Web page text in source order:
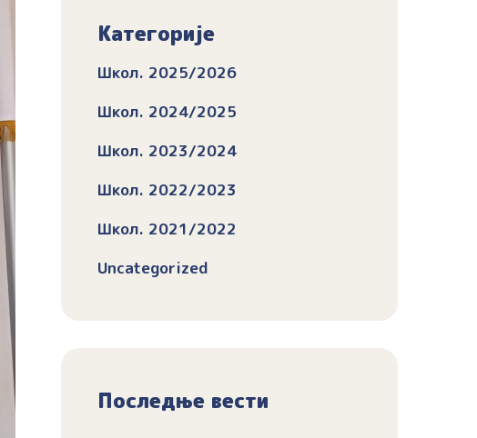
Категорије
Школ. 2025/2026
Школ. 2024/2025
Школ. 2023/2024
Школ. 2022/2023
Школ. 2021/2022
Uncategorized
Последње вести